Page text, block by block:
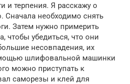
и терпения. Я расскажу о
Сначала необходимо снять
Затем нужно примерить
чтобы убедиться, что они
несовпадения, их
шлифовальной машинки
можно приступать к
саморезы и клей для